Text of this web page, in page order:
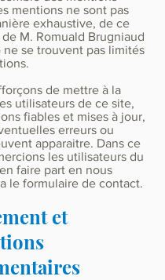
mentions ne sont pas
exhaustive, de ce
M. Romuald Brugniaud
ne se trouvent pas limités
de mettre à la
utilisateurs de ce site,
fiables et mises à jour,
erreurs ou
apparaitre. Dans ce
les utilisateurs du
faire part en nous
le formulaire de contact.
et